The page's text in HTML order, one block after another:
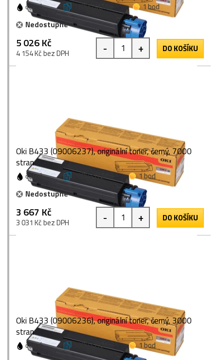
černá 12000 stran
1 bod
Nedostupné
5 026 Kč
4 154 Kč bez DPH - + DO KOŠÍKU
Oki B433 (09006237), originální toner, černý, 7000
stran
černá 7000 stran
1 bod
Nedostupné
3 667 Kč
3 031 Kč bez DPH - + DO KOŠÍKU
Oki B433 (09006236), originální toner, černý, 3000
stran
černá 3000 stran
1 bod